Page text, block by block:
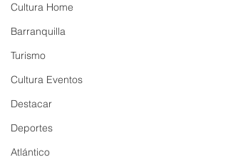
Cultura Home
Barranquilla
Turismo
Cultura Eventos
Destacar
Deportes
Atlántico